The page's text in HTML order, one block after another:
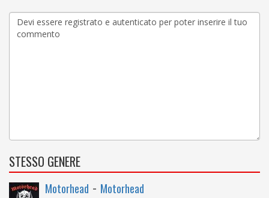
STESSO GENERE
Motorhead - Motorhead